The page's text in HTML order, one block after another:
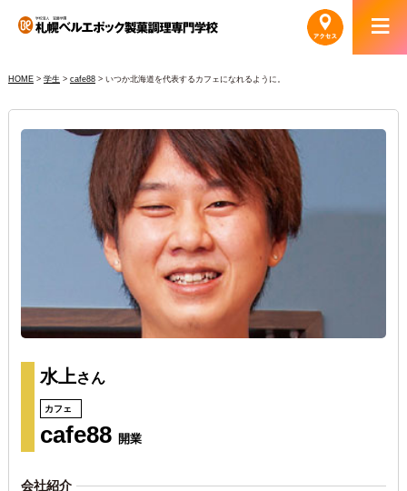
HOME> 学生 > cafe88> いつか北海道を代表するカフェになれるように。
水上さん
カフェ
cafe88 開業
会社紹介